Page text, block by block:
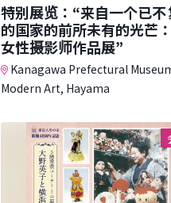
特别展览：“来自一个已不
的国家的前所未有的光芒
女性摄影师作品展”
Kanagawa Prefectural
Modern Art, Hayama